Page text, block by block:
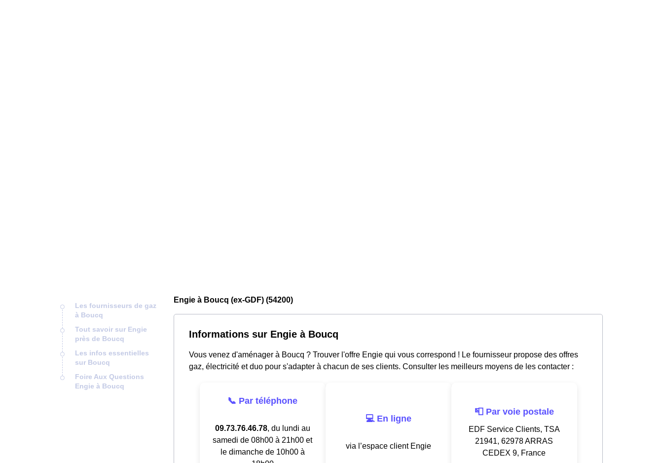
Les fournisseurs de gaz
à Boucq
Tout savoir sur Engie
près de Boucq
Les infos essentielles
sur Boucq
Foire Aux Questions
Engie à Boucq
Engie à Boucq (ex-GDF) (54200)
Informations sur Engie à Boucq
Vous venez d'aménager à Boucq ? Trouver l'offre Engie qui vous correspond ! Le fournisseur propose des offres
gaz, électricité et duo pour s'adapter à chacun de ses clients. Consulter les meilleurs moyens de les contacter :
📞 Par téléphone
09.73.76.46.78, du lundi au
samedi de 08h00 à 21h00 et
le dimanche de 10h00 à
💻 En ligne
via l’espace client Engie
📮 Par voie postale
EDF Service Clients, TSA
21941, 62978 ARRAS
CEDEX 9, France